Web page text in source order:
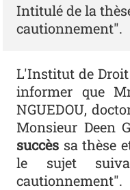
Intitulé de la
cautionnement".
L'Institut de
informer que
NGUEDOU,
Monsieur Deen
succès sa thèse
le sujet
cautionnement".